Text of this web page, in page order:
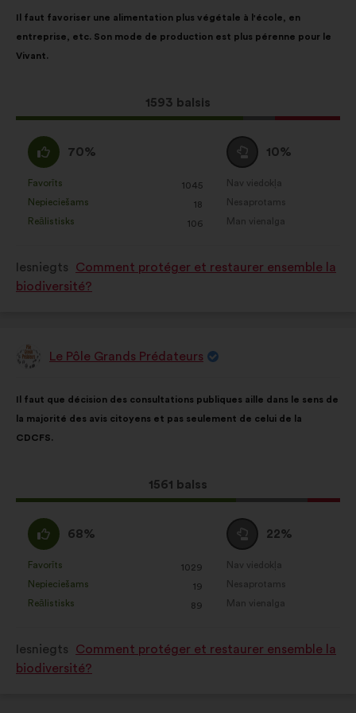
saturs:
Il faut favoriser une alimentation plus végétale à l'école, en
entreprise, etc. Son mode de production est plus pérenne pour le
Vivant.
Šis
priekšlikums
1593 balsis
ir
šāds:
Piekrītu
:
70%
kā:
Favorīts
: 1045
reize(-
s)
Nepieciešams
: 18
reize(-
s)
Reālistisks
: 106
reize(-
Neitrāls
balsojums
:
10%
kā:
Nav viedokļa
:reize(-
s)
Nesaprotams
:reize(-
s)
Man vienalga
:reize(-
Iesniegts
Comment protéger et restaurer ensemble la
biodiversité?
PriekšlikumuLe Pôle Grands Prédateurs
saturs:
Il faut que décision des consultations publiques aille dans le sens de
la majorité des avis citoyens et pas seulement de celui de la
CDCFS.
Šis
priekšlikums
1561 balss
ir
šāds:
Piekrītu
:
68%
kā:
Favorīts
: 1029
reize(-
s)
Nepieciešams
: 19
reize(-
s)
Reālistisks
: 89
reize(-
Neitrāls
balsojums
:
22%
kā:
Nav viedokļa
:reize(-
s)
Nesaprotams
:reize(-
s)
Man vienalga
:reize(-
Iesniegts
Comment protéger et restaurer ensemble la
biodiversité?